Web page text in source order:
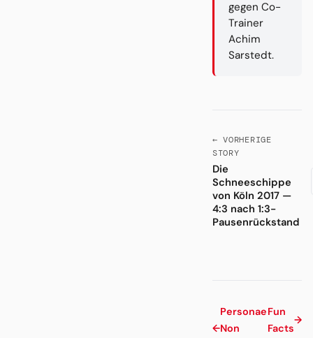
gegen Co-
Trainer
Achim
Sarstedt.
← VORHERIGE
STORY
Die
Schneeschippe
von Köln 2017 —
4:3 nach 1:3-
Pausenrückstand
←
Personae
Non
Fun
Facts
→